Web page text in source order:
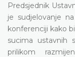
Predsjednik
je sudjelovanje
konferenciji kako
sucima ustavnih
prilikom